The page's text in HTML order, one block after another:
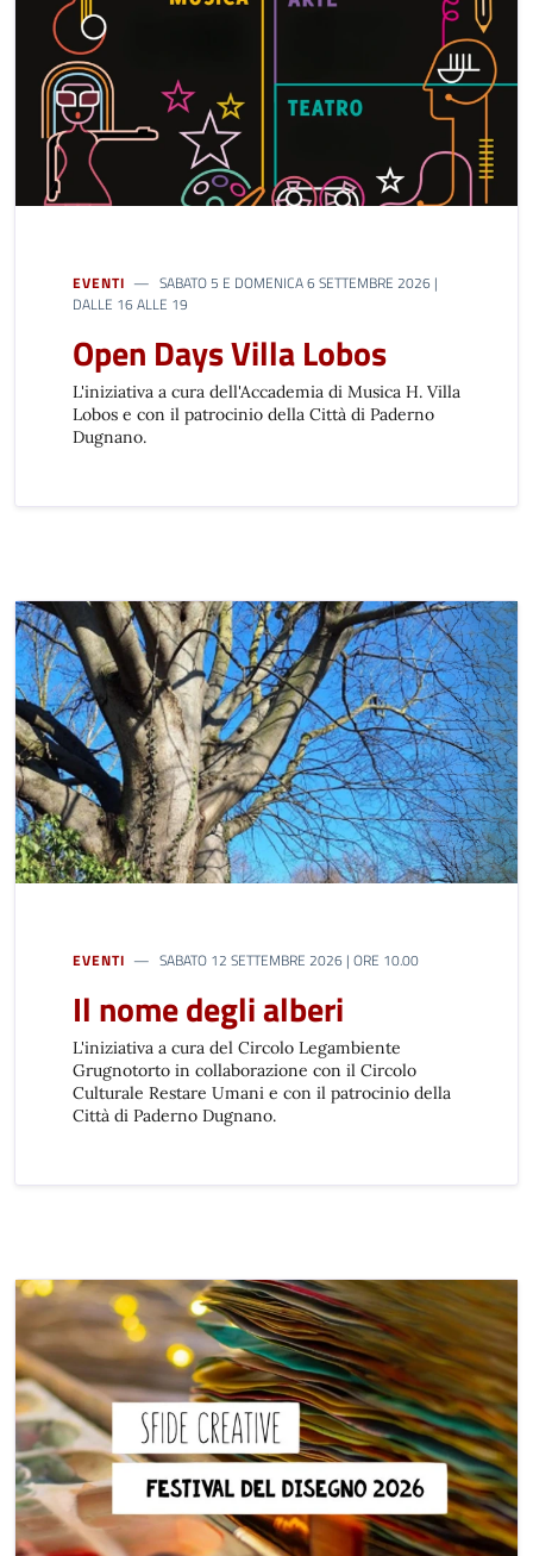
EVENTI
SABATO 5 E DOMENICA 6 SETTEMBRE 2026 |
DALLE 16 ALLE 19
Open Days Villa Lobos
L'iniziativa a cura dell'Accademia di Musica H. Villa
Lobos e con il patrocinio della Città di Paderno
Dugnano.
EVENTI SABATO 12 SETTEMBRE 2026 | ORE 10.00
Il nome degli alberi
L'iniziativa a cura del Circolo Legambiente
Grugnotorto in collaborazione con il Circolo
Culturale Restare Umani e con il patrocinio della
Città di Paderno Dugnano.